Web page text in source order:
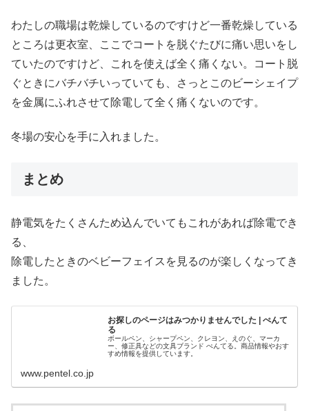
わたしの職場は乾燥しているのですけど一番乾燥している
ところは更衣室、ここでコートを脱ぐたびに痛い思いをし
ていたのですけど、これを使えば全く痛くない。コート脱
ぐときにバチバチいっていても、さっとこのビーシェイプ
を金属にふれさせて除電して全く痛くないのです。
冬場の安心を手に入れました。
まとめ
静電気をたくさんため込んでいてもこれがあれば除電でき
る、
除電したときのベビーフェイスを見るのが楽しくなってき
ました。
お探しのページはみつかりませんでした | ぺんて
る
ボールペン、シャープペン、クレヨン、えのぐ、マーカ
ー、修正具などの文具ブランド ぺんてる。商品情報やおす
すめ情報を提供しています。
www.pentel.co.jp